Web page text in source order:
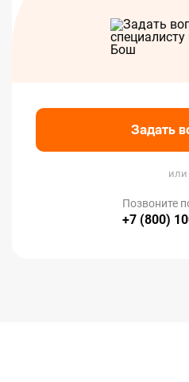
Задать
или
Позвоните
+7 (800)